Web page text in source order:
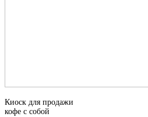
Киоск для продажи
кофе с собой